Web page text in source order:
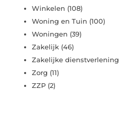
Winkelen (108)
Woning en Tuin (100)
Woningen (39)
Zakelijk (46)
Zakelijke dienstverlening
Zorg (11)
ZZP (2)